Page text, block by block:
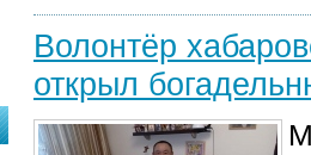
Волонтёр
открыл